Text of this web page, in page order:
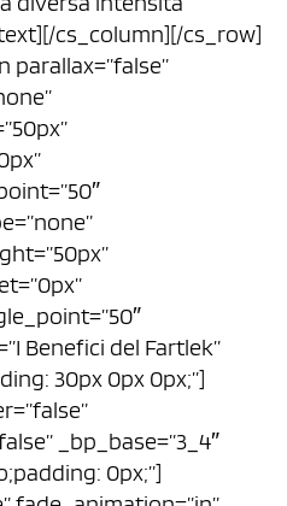
cs_column][/cs_row]
parallax=”false”
Benefici del Fartlek”
30px 0px 0px;”]
_bp_base=”3_4″
0px;”]